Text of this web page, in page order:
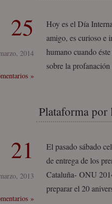
25
2014
»
Hoy es el Día
amigo, es curioso e
humano cuando
sobre la
Plataforma
21
2013
»
El pasado sábado
de entrega de los
Cataluña- ONU
preparar el 20